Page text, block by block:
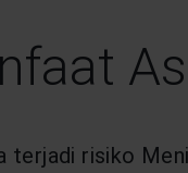
terjadi risiko